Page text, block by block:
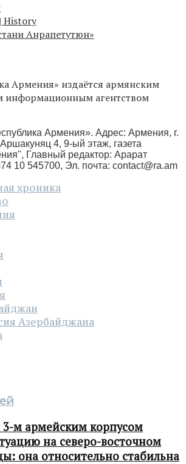
History
Анрапетутюн»
Армения» издаётся армянским
информационным агентством
Армения». Адрес: Армения, г.
4, 9-ый этаж, газета
Главный редактор: Арарат
10 545700, Эл. почта: contact@ra.am
хроника
Азербайджана
м армейским корпусом
на северо-восточном
она относительно стабильна